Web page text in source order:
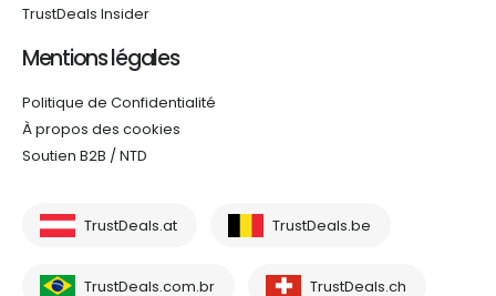
TrustDeals Insider
Mentions légales
Politique de Confidentialité
À propos des cookies
Soutien B2B / NTD
TrustDeals.at TrustDeals.be
TrustDeals.com.br TrustDeals.ch